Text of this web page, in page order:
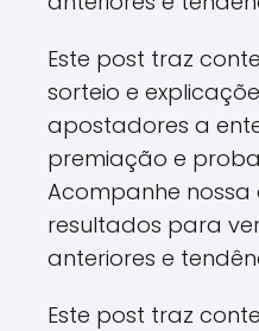
Este post traz
sorteio e
apostadores a
premiação e
Acompanhe
resultados para
anteriores e
Este post traz